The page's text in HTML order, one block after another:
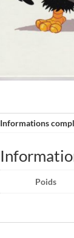
Informations
Poids